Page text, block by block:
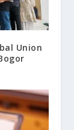
Union